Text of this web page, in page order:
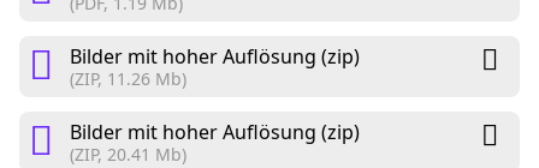
Bilder mit hoher Auflösung (zip)
(ZIP, 11.26 Mb)
Bilder mit hoher Auflösung (zip)
(ZIP, 20.41 Mb)